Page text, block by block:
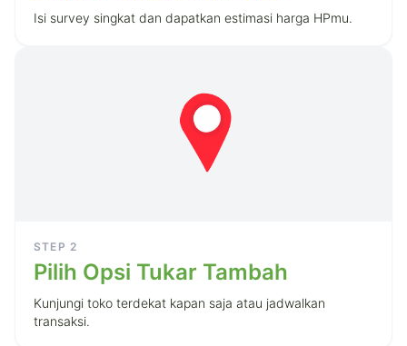
Isi survey singkat dan dapatkan estimasi harga HPmu.
STEP 2
Pilih Opsi Tukar Tambah
Kunjungi toko terdekat kapan saja atau jadwalkan
transaksi.